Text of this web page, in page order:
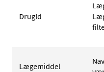
DrugId
Lægemiddel